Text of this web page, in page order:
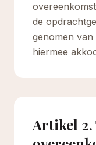
de
genomen
hiermee
Artikel